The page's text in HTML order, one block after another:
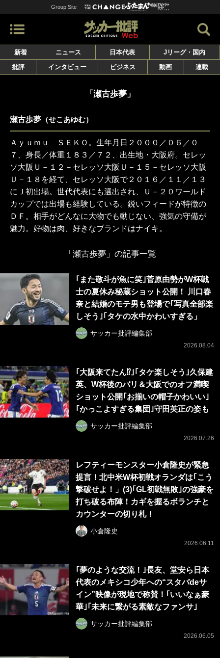
Group Site
新着 ニュース 日本代表
Jリーグ・国内
批評
インタビュー ビジネス 動画 連載
「瀬古歩夢」
瀬古歩夢 （せこあゆむ）
Ａｙｕｍｕ ＳＥＫＯ。生年月日２０００／０６／０
７、身長／体重１８３／７２、出生地・大阪府。セレッ
ソ大阪Ｕ－１２－セレッソ大阪Ｕ－１５－セレッソ大阪
Ｕ－１８を経て、セレッソ大阪で２０１６／１１／１３
にＪ初出場。世代代表にも選出され、Ｕ－２０ワールド
カップでは出場も経験している。鋭いフィードが特徴の
ＤＦ。相手がどんなに大物でも動じない、強気の守備が
魅力。好物は肉、好きなブランドはナイキ。
「瀬古歩夢」の記事一覧
｢また敬斗が魚に笑｣菅原由勢がW杯戦
士の夏休み秘蔵ショット公開！ 川口春
奈と結婚のモテ男も登場で｢写真全部楽
しそう｣｢タケの水中かわいすぎる」
サッカー批評編集部
2026.08.04
｢大阪来てたん⁉｣｢タケ楽しそう｣久保建
英、W杯後のバリ＆大阪でのオフ満喫
ショット公開｢お揃いの帽子かわいい｣
｢かっこよすぎる集団｣守田英正の姿も
サッカー批評編集部
2026.07.26
レフティーモンスター小倉隆史が緊急
提言！北中米W杯初戦オランダは｢こう
撃破せよ！」(3)｢GL初戦無敗｣の強豪を
打ち破る布陣！カギを握るボランチと
カウンターの切り札！
小倉隆史
2026.06.11
｢夢のような交流！｣長友、堂安ら日本
代表のメキシコ少年への“スタバdeサ
イン”映像が現地で称賛！｢いいなぁ豪
華｣｢未来に繋がる素敵なファンサ｣
サッカー批評編集部
2026.06.05